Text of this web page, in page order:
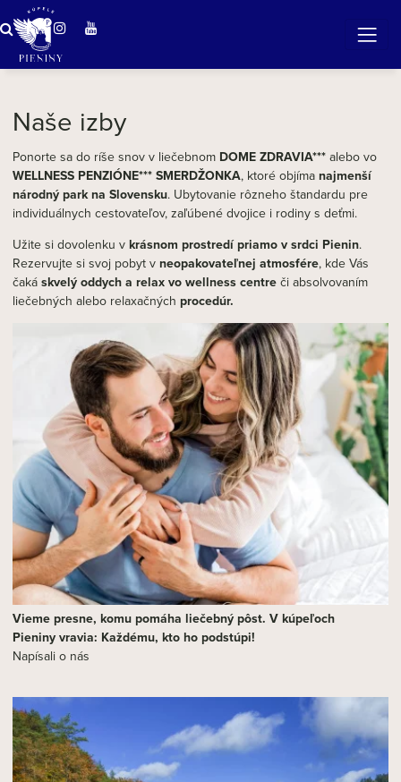
Zázračná voda v Pieninách
Naše izby
Ponorte sa do ríše snov v liečebnom DOME ZDRAVIA*** alebo vo
WELLNESS PENZIÓNE*** SMERDŽONKA, ktoré objíma najmenší
národný park na Slovensku. Ubytovanie rôzneho štandardu pre
individuálnych cestovateľov, zaľúbené dvojice i rodiny s deťmi.
Užite si dovolenku v krásnom prostredí priamo v srdci Pienin.
Rezervujte si svoj pobyt v neopakovateľnej atmosfére, kde Vás
čaká skvelý oddych a relax vo wellness centre či absolvovaním
liečebných alebo relaxačných procedúr.
Vieme presne, komu pomáha liečebný pôst. V kúpeľoch
Pieniny vravia: Každému, kto ho podstúpi!
Napísali o nás